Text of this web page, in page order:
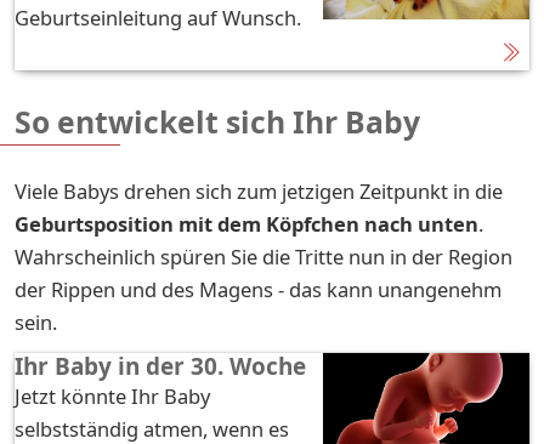
Geburtseinleitung auf Wunsch.
So entwickelt sich Ihr Baby
Viele Babys drehen sich zum jetzigen Zeitpunkt in die
Geburtsposition mit dem Köpfchen nach unten.
Wahrscheinlich spüren Sie die Tritte nun in der Region
der Rippen und des Magens - das kann unangenehm
sein.
Ihr Baby in der 30. Woche
Jetzt könnte Ihr Baby
selbstständig atmen, wenn es